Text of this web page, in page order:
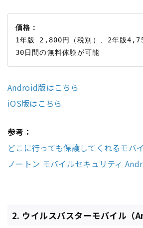
価格：
1年版 2,800円（税別）、2年版
Android版はこちら
iOS版はこちら
参考：
どこに行っても保護してくれるモバ
ノートン モバイルセキュリティ
2. ウイルスバスターモバイル（